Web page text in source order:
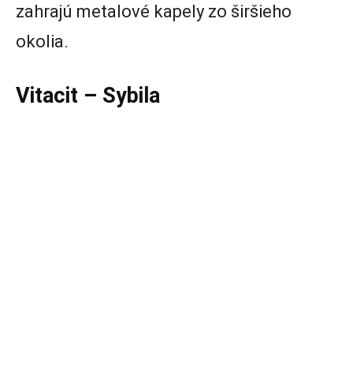
zahrajú metalové kapely zo širšieho
okolia.
Vitacit – Sybila